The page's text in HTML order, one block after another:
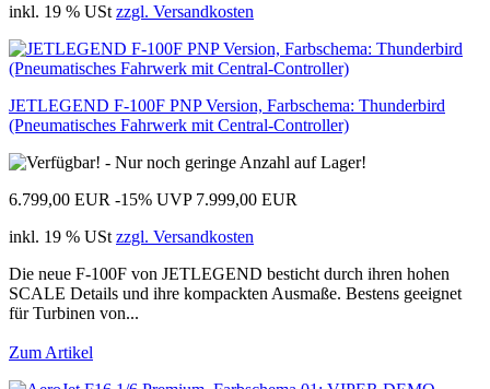
inkl. 19 % USt zzgl. Versandkosten
JETLEGEND F-100F PNP Version, Farbschema: Thunderbird
(Pneumatisches Fahrwerk mit Central-Controller)
6.799,00 EUR -15% UVP 7.999,00 EUR
inkl. 19 % USt zzgl. Versandkosten
Die neue F-100F von JETLEGEND besticht durch ihren hohen
SCALE Details und ihre kompackten Ausmaße. Bestens geeignet
für Turbinen von...
Zum Artikel